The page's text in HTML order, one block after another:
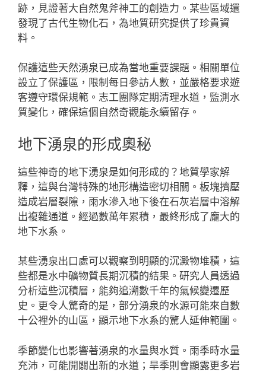
跡，見證著大自然鬼斧神工的創造力。某些區域還
發現了古代生物化石，為地質研究提供了珍貴資
料。
保護這些天然湧泉已成為當地重要課題。相關單位
設立了保護區，限制每日參訪人數，並嚴格要求遊
客遵守環保規範。志工團隊定期清理水道，監測水
質變化，確保這個自然奇觀能永續留存。
地下湧泉的形成奧秘
這些神奇的地下湧泉是如何形成的？地質學家解
釋，這與台灣特殊的地形構造密切相關。板塊擠壓
造成岩層裂隙，雨水滲入地下後在石灰岩層中溶解
出複雜通道。經過數萬年累積，最終形成了龐大的
地下水系。
某些湧泉出口處可以觀察到明顯的沉澱物堆積，這
些都是水中礦物質長期沉積的結果。研究人員透過
分析這些沉積層，能夠追溯數千年的氣候變遷歷
史。更令人驚奇的是，部分湧泉的水源可能來自數
十公裡外的山區，顯示地下水系的驚人延伸範圍。
季節變化也影響著湧泉的水量與水質。雨季時水量
充沛，可能開闢出新的水道；旱季則會顯露更多岩